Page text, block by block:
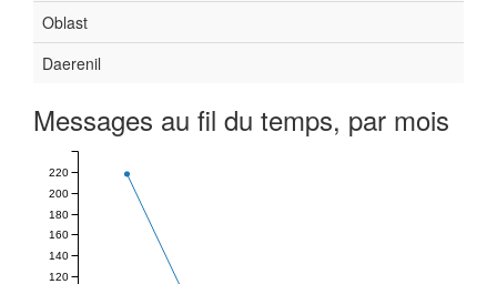
Oblast
Daerenil
Messages au fil du temps, par mois
120
140
160
180
200
220